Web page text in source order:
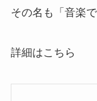
その名も「音楽
詳細はこちら